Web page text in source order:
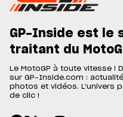
GP-Inside est le
traitant du
Le MotoGP à toute vitesse !
sur GP-Inside.com :
photos et vidéos. L'univers
de clic !